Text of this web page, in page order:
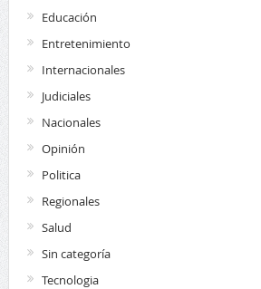
Educación
Entretenimiento
Internacionales
Judiciales
Nacionales
Opinión
Politica
Regionales
Salud
Sin categoría
Tecnologia